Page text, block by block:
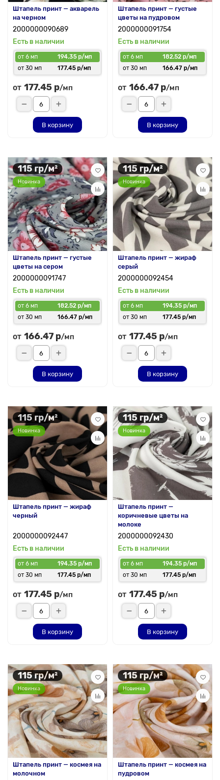
Штапель принт — акварель
на черном
2000000090689
Есть в наличии
от 6 мп
194.35 р/мп
от 30 мп
177.45 р/мп
от 177.45 р/мп
В корзину
Штапель принт — густые
цветы на пудровом
2000000091754
Есть в наличии
от 6 мп
182.52 р/мп
от 30 мп
166.47 р/мп
от 166.47 р/мп
В корзину
115 гр/м²
Новинка
Штапель принт — густые
цветы на сером
2000000091747
Есть в наличии
от 6 мп
182.52 р/мп
от 30 мп
166.47 р/мп
от 166.47 р/мп
В корзину
115 гр/м²
Новинка
Штапель принт — жираф
серый
2000000092454
Есть в наличии
от 6 мп
194.35 р/мп
от 30 мп
177.45 р/мп
от 177.45 р/мп
В корзину
115 гр/м²
Новинка
Штапель принт — жираф
черный
2000000092447
Есть в наличии
от 6 мп
194.35 р/мп
от 30 мп
177.45 р/мп
от 177.45 р/мп
В корзину
115 гр/м²
Новинка
Штапель принт —
коричневые цветы на
молоке
2000000092430
Есть в наличии
от 6 мп
194.35 р/мп
от 30 мп
177.45 р/мп
от 177.45 р/мп
В корзину
115 гр/м²
Новинка
Штапель принт — космея на
молочном
115 гр/м²
Новинка
Штапель принт — космея на
пудровом